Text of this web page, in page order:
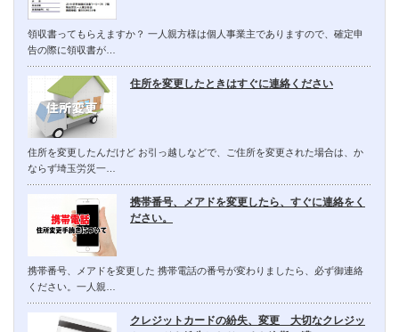
領収書ってもらえますか？ 一人親方様は個人事業主でありますので、確定申
告の際に領収書が…
住所を変更したときはすぐに連絡ください
住所を変更したんだけど お引っ越しなどで、ご住所を変更された場合は、か
ならず埼玉労災一…
携帯番号、メアドを変更したら、すぐに連絡をく
ださい。
携帯番号、メアドを変更した 携帯電話の番号が変わりましたら、必ず御連絡
ください。一人親…
クレジットカードの紛失、変更 大切なクレジッ